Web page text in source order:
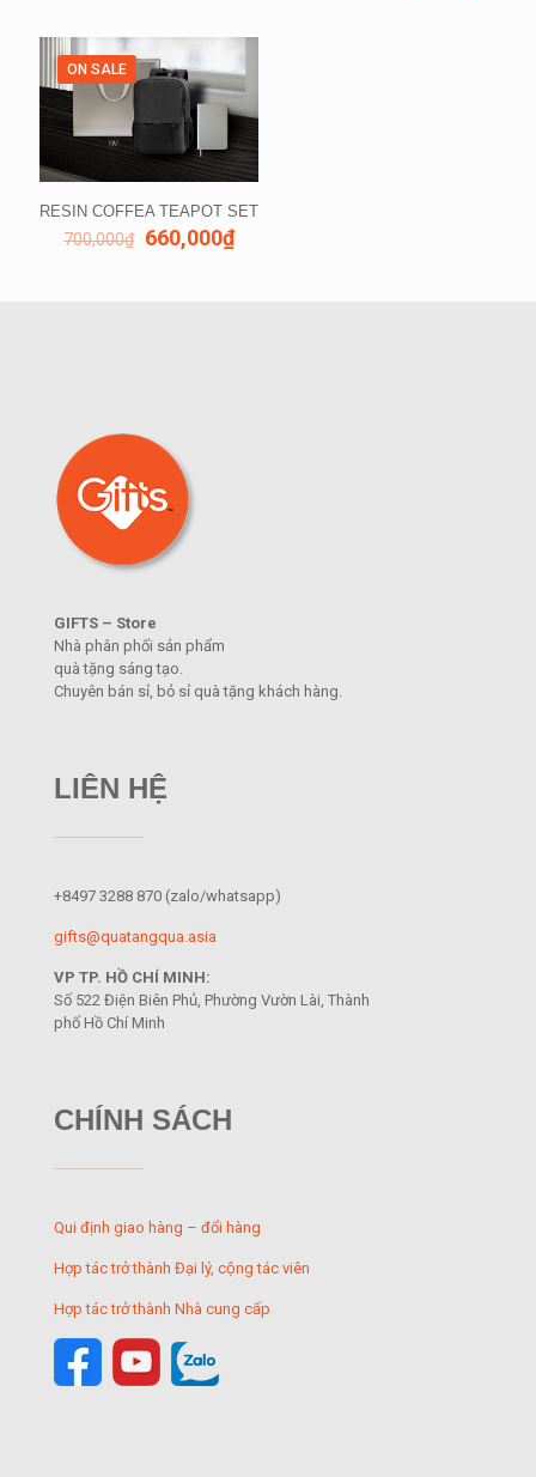
ON SALE
RESIN COFFEA TEAPOT SET
700,000₫ 660,000₫
GIFTS – Store
Nhà phân phối sản phẩm
quà tặng sáng tạo.
Chuyên bán sỉ, bỏ sỉ quà tặng khách hàng.
LIÊN HỆ
+8497 3288 870 (zalo/whatsapp)
gifts@quatangqua.asia
VP TP. HỒ CHÍ MINH:
Số 522 Điện Biên Phủ, Phường Vườn Lài, Thành
phố Hồ Chí Minh
CHÍNH SÁCH
Qui định giao hàng – đổi hàng
Hợp tác trở thành Đại lý, cộng tác viên
Hợp tác trở thành Nhà cung cấp